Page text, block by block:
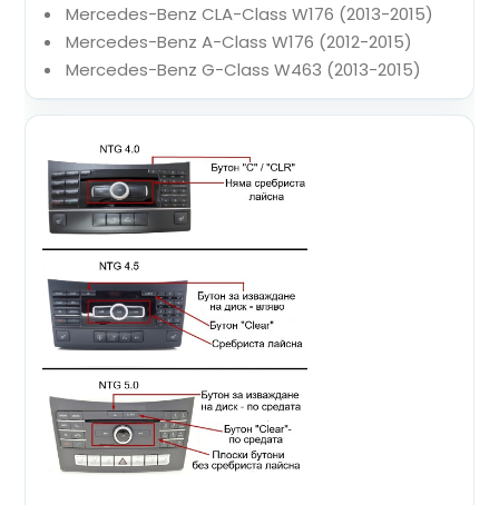
Mercedes-Benz CLA-Class W176 (2013-2015)
Mercedes-Benz A-Class W176 (2012-2015)
Mercedes-Benz G-Class W463 (2013-2015)